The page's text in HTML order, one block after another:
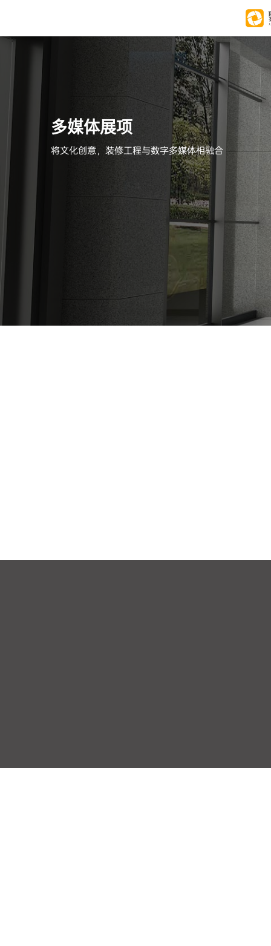
多媒体展项
将文化创意，装修工程与数字多媒体相融合